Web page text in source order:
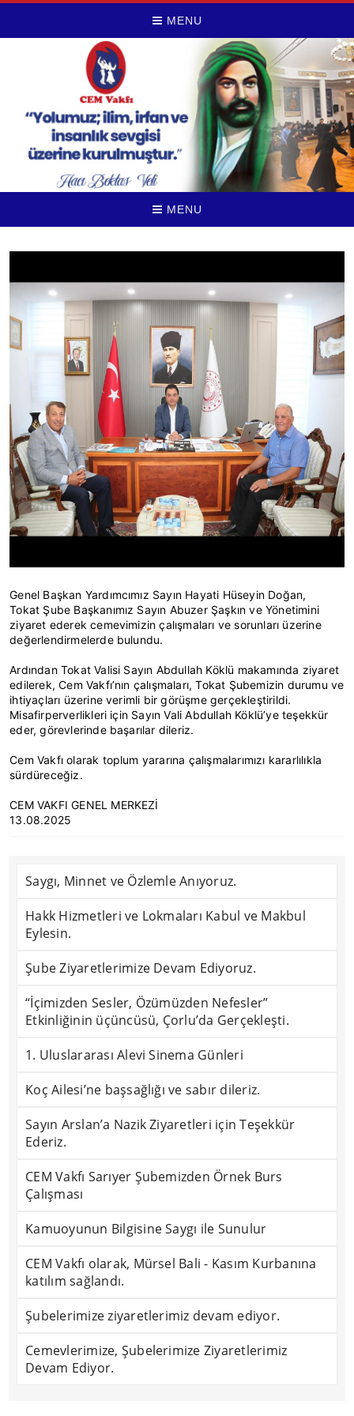
MENU
MENU
Genel Başkan Yardımcımız Sayın Hayati Hüseyin Doğan,
Tokat Şube Başkanımız Sayın Abuzer Şaşkın ve Yönetimini
ziyaret ederek cemevimizin çalışmaları ve sorunları üzerine
değerlendirmelerde bulundu.
Ardından Tokat Valisi Sayın Abdullah Köklü makamında ziyaret
edilerek, Cem Vakfı’nın çalışmaları, Tokat Şubemizin durumu ve
ihtiyaçları üzerine verimli bir görüşme gerçekleştirildi.
Misafirperverlikleri için Sayın Vali Abdullah Köklü’ye teşekkür
eder, görevlerinde başarılar dileriz.
Cem Vakfı olarak toplum yararına çalışmalarımızı kararlılıkla
sürdüreceğiz.
CEM VAKFI GENEL MERKEZİ
13.08.2025
Saygı, Minnet ve Özlemle Anıyoruz.
Hakk Hizmetleri ve Lokmaları Kabul ve Makbul
Eylesin.
Şube Ziyaretlerimize Devam Ediyoruz.
“İçimizden Sesler, Özümüzden Nefesler”
Etkinliğinin üçüncüsü, Çorlu’da Gerçekleşti.
1. Uluslararası Alevi Sinema Günleri
Koç Ailesi’ne başsağlığı ve sabır dileriz.
Sayın Arslan’a Nazik Ziyaretleri için Teşekkür
Ederiz.
CEM Vakfı Sarıyer Şubemizden Örnek Burs
Çalışması
Kamuoyunun Bilgisine Saygı ile Sunulur
CEM Vakfı olarak, Mürsel Bali - Kasım Kurbanına
katılım sağlandı.
Şubelerimize ziyaretlerimiz devam ediyor.
Cemevlerimize, Şubelerimize Ziyaretlerimiz
Devam Ediyor.